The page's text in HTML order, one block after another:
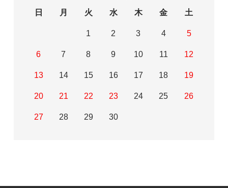
日
月 火 水 木 金 土
1 2 3 4 5
6 7 8 9 10 11 12
13 14 15 16 17 18 19
20 21 22 23 24 25 26
27 28 29 30